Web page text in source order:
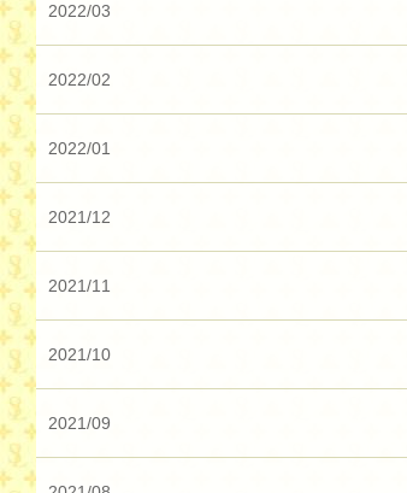
2022/03
2022/02
2022/01
2021/12
2021/11
2021/10
2021/09